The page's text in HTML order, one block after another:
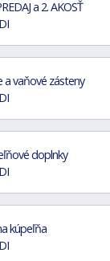
a 2. AKOSŤ
a vaňové zásteny
doplnky
kúpeľňa